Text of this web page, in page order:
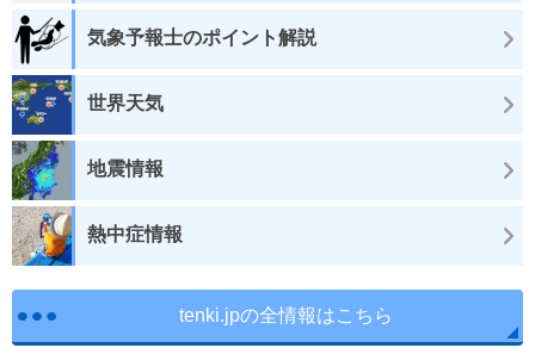
気象予報士のポイント解説
世界天気
地震情報
熱中症情報
tenki.jpの全情報はこちら